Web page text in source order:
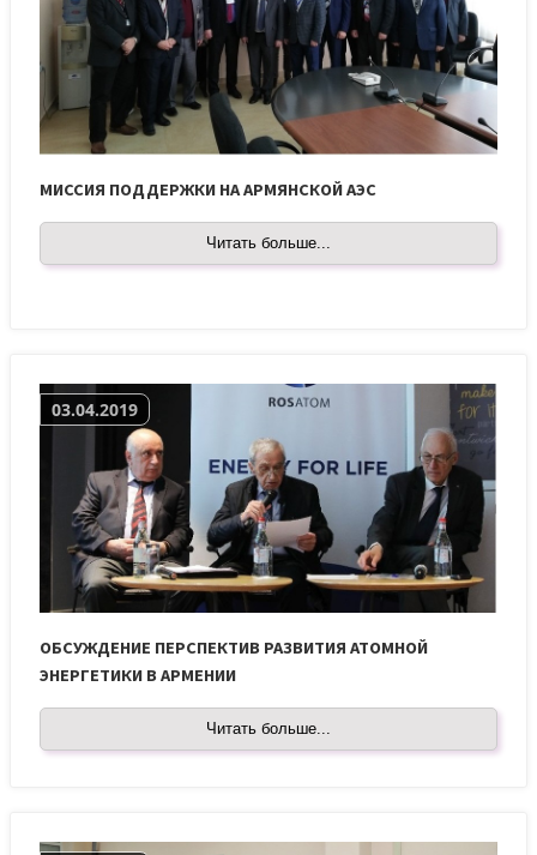
МИССИЯ ПОДДЕРЖКИ НА АРМЯНСКОЙ АЭС
Читать больше...
03.04.2019
ОБСУЖДЕНИЕ ПЕРСПЕКТИВ РАЗВИТИЯ АТОМНОЙ
ЭНЕРГЕТИКИ В АРМЕНИИ
Читать больше...